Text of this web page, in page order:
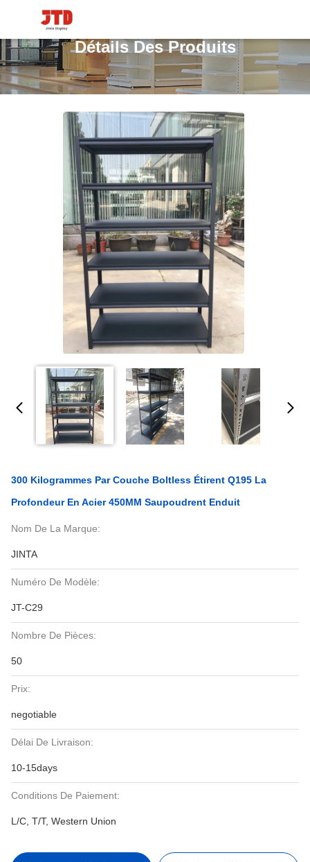
Détails Des Produits
300 Kilogrammes Par Couche Boltless Étirent Q195 La
Profondeur En Acier 450MM Saupoudrent Enduit
Nom De La Marque:
JINTA
Numéro De Modèle:
JT-C29
Nombre De Pièces:
50
Prix:
negotiable
Délai De Livraison:
10-15days
Conditions De Paiement:
L/C, T/T, Western Union